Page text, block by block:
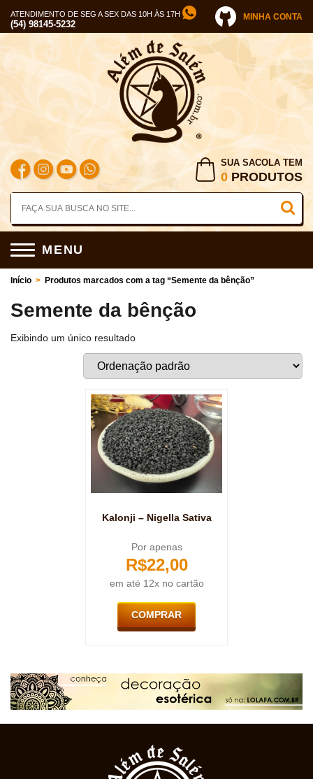
ATENDIMENTO DE SEG A SEX DAS 10H ÀS 17H
(54) 98145-5232
MINHA CONTA
SUA SACOLA TEM
0 PRODUTOS
MENU
Início > Produtos marcados com a tag “Semente da bênção”
Semente da bênção
Exibindo um único resultado
Kalonji – Nigella Sativa
Por apenas
R$22,00
em até 12x no cartão
COMPRAR